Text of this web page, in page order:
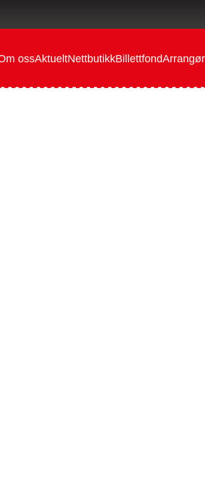
ossAktueltNettbutikkBillettfondArrangør